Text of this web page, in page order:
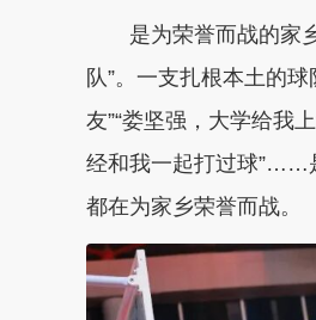
是为荣誉而战的家
队”。一支扎根本土的
友”“娄坚强，大学给我
经和我一起打过球”……
都在为家乡荣誉而战。